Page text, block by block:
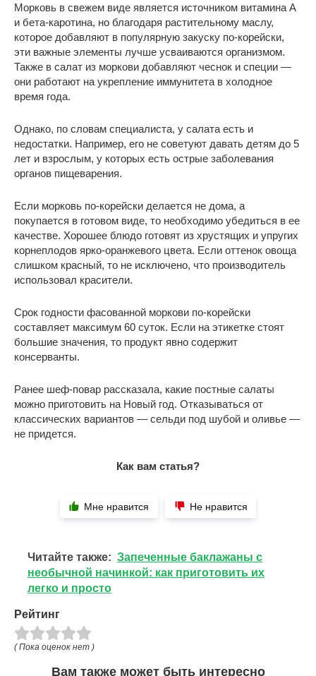
Морковь в свежем виде является источником витамина А
и бета-каротина, но благодаря растительному маслу,
которое добавляют в популярную закуску по-корейски,
эти важные элементы лучше усваиваются организмом.
Также в салат из моркови добавляют чеснок и специи —
они работают на укрепление иммунитета в холодное
время года.
Однако, по словам специалиста, у салата есть и
недостатки. Например, его не советуют давать детям до 5
лет и взрослым, у которых есть острые заболевания
органов пищеварения.
Если морковь по-корейски делается не дома, а
покупается в готовом виде, то необходимо убедиться в ее
качестве. Хорошее блюдо готовят из хрустящих и упругих
корнеплодов ярко-оранжевого цвета. Если оттенок овоща
слишком красный, то не исключено, что производитель
использовал красители.
Срок годности фасованной моркови по-корейски
составляет максимум 60 суток. Если на этикетке стоят
большие значения, то продукт явно содержит
консерванты.
Ранее шеф-повар рассказала, какие постные салаты
можно приготовить на Новый год. Отказываться от
классических вариантов — сельди под шубой и оливье —
не придется.
Как вам статья?
Мне нравится Не нравится
Читайте также: Запеченные баклажаны с
необычной начинкой: как приготовить их
легко и просто
Рейтинг
( Пока оценок нет )
Вам также может быть интересно